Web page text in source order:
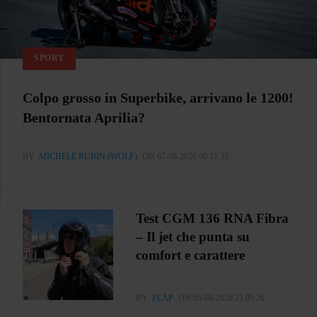
SPORT
Colpo grosso in Superbike, arrivano le 1200!
Bentornata Aprilia?
BY MICHELE RUBIN (WOLF) ON 07-08-2026 00:11:35
Test CGM 136 RNA Fibra
– Il jet che punta su
comfort e carattere
BY FLAP ON 05-08-2026 21:05:26